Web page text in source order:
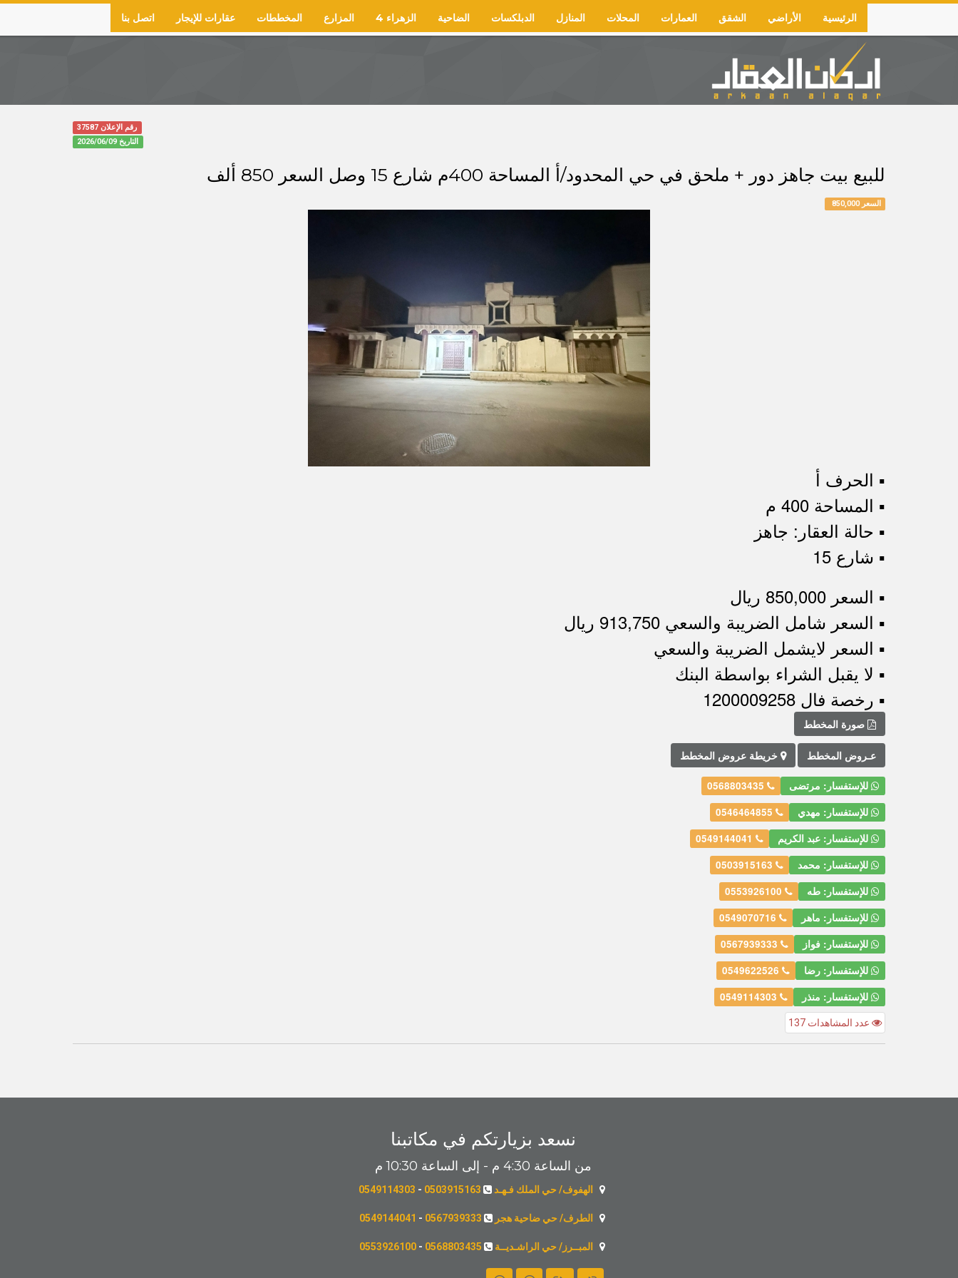
Skip
main
Main
navigation
اتصل بنا عقارات للإيجار المخططات المزارع الزهراء 4 الضاحية الدبلكسات المنازل المحلات العمارات الشقق الأراضي الرئيسية
رقم الإعلان 37587
التاريخ 2026/06/09
للبيع بيت جاهز دور + ملحق في حي المحدود/أ المساحة 400م شارع 15 وصل السعر 850 ألف
السعر 850,000
▪︎ الحرف أ
▪︎ المساحة 400 م
▪︎ حالة العقار: جاهز
▪︎ شارع 15
▪︎ السعر 850,000 ريال
▪︎ السعر شامل الضريبة والسعي 913,750 ريال
▪︎ السعر لايشمل الضريبة والسعي
▪︎ لا يقبل الشراء بواسطة البنك
▪︎ رخصة فال 1200009258
صورة المخطط
عـروض المخطط خريطة عروض المخطط
للإستفسار: مرتضى
للإستفسار: مهدي
للإستفسار: عبد الكريم
للإستفسار: محمد
للإستفسار: طه
للإستفسار: ماهر
للإستفسار: فواز
للإستفسار: رضا
للإستفسار: منذر
عدد المشاهدات 137
نسعد بزيارتكم في مكاتبنا
من الساعة 4:30 م - إلى الساعة 10:30 م
الهفوف/ حي الملك فـهـد 0503915163
-
0549114303
الطرف/ حي ضاحية هجر 0567939333
-
0549144041
المبــرز/ حي الراشـديــة 0568803435
-
0553926100